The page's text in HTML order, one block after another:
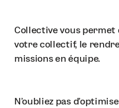
Collective vous
votre collectif, le
missions en équipe.
N'oubliez pas